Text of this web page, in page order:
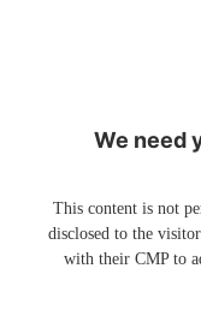
We need
This content is not
disclosed to the
with their CMP to